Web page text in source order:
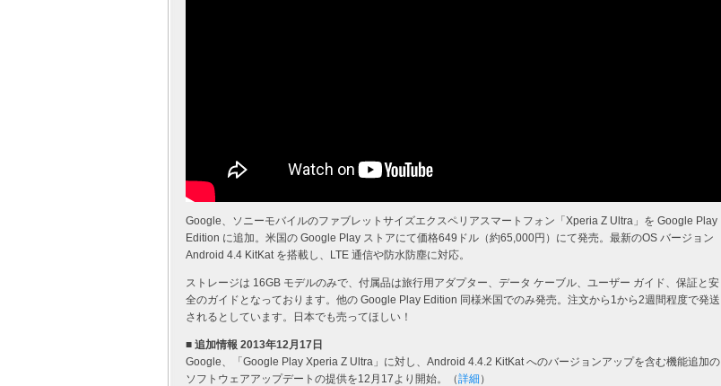
Google、ソニーモバイルのファブレットサイズエクスペリアスマートフォン「Xperia Z Ultra」を Google Play
Edition に追加。米国の Google Play ストアにて価格649ドル（約65,000円）にて発売。最新のOS バージョン
Android 4.4 KitKat を搭載し、LTE 通信や防水防塵に対応。
ストレージは 16GB モデルのみで、付属品は旅行用アダプター、データ ケーブル、ユーザー ガイド、保証と安
全のガイドとなっております。他の Google Play Edition 同様米国でのみ発売。注文から1から2週間程度で発送
されるとしています。日本でも売ってほしい！
■ 追加情報 2013年12月17日
Google、「Google Play Xperia Z Ultra」に対し、Android 4.4.2 KitKat へのバージョンアップを含む機能追加の
ソフトウェアアップデートの提供を12月17より開始。（詳細 ）